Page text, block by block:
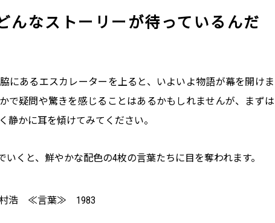
んなストーリーが待っているんだ
あるエスカレーターを上ると、いよいよ物語が幕を開けま
で疑問や驚きを感じることはあるかもしれませんが、まずは
静かに耳を傾けてみてください。
いくと、鮮やかな配色の4枚の言葉たちに目を奪われます。